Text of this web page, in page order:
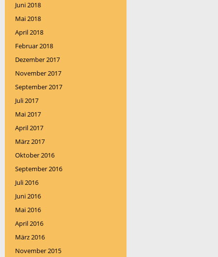
Juni 2018
Mai 2018
April 2018
Februar 2018
Dezember 2017
November 2017
September 2017
Juli 2017
Mai 2017
April 2017
März 2017
Oktober 2016
September 2016
Juli 2016
Juni 2016
Mai 2016
April 2016
März 2016
November 2015